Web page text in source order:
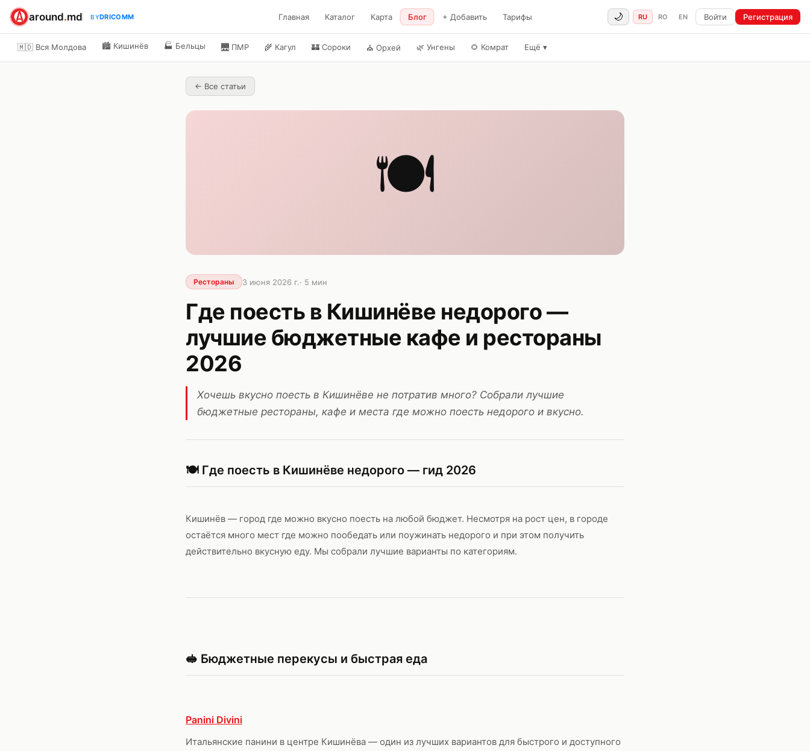
around.md BYDRICOMM Главная Каталог Карта Блог + Добавить Тарифы 🌙 RU RO EN Войти Регистрация
🇲🇩 Вся Молдова 🏙️ Кишинёв 🏭 Бельцы 🌉 ПМР 🌾 Кагул 🏰 Сороки ⛪ Орхей 🌿 Унгены 🌻 Комрат Ещё ▾
← Все статьи
🍽️
Рестораны 3 июня 2026 г.· 5 мин
Где поесть в Кишинёве недорого —
лучшие бюджетные кафе и рестораны
2026
Хочешь вкусно поесть в Кишинёве не потратив много? Собрали лучшие
бюджетные рестораны, кафе и места где можно поесть недорого и вкусно.
🍽️ Где поесть в Кишинёве недорого — гид 2026
Кишинёв — город где можно вкусно поесть на любой бюджет. Несмотря на рост цен, в городе
остаётся много мест где можно пообедать или поужинать недорого и при этом получить
действительно вкусную еду. Мы собрали лучшие варианты по категориям.
🥪 Бюджетные перекусы и быстрая еда
Panini Divini
Итальянские панини в центре Кишинёва — один из лучших вариантов для быстрого и доступного